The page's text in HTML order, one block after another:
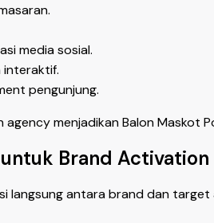
media sosial.
interaktif.
pengunjung.
menjadikan Balon
Brand Activation
antara brand dan